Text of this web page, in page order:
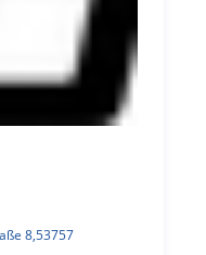
8,53757